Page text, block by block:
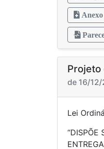
Anexo
Projeto
de 16/
Lei
“DISPÕE